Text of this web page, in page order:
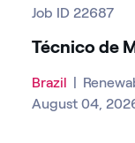
Job ID 22687
Técnico de
Brazil |
August 04,